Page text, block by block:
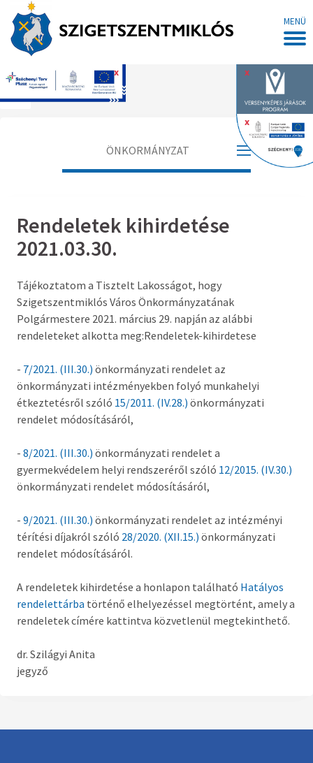
MENÜ
x
x
x
Főoldal
ÖNKORMÁNYZAT
Alpolgármester
Jegyző
Aljegyző
Országgyűlési képviselő
Képviselő-testületi és bizottsági ülések
anyagai
Képviselő-testületi tagok önéletrajzai,
vagyonnyilatkozatok
Rendeletek kihirdetése
Koncepciók
Rendeletek kihirdetése
2021.03.30.
Tájékoztatom a Tisztelt Lakosságot, hogy
Szigetszentmiklós Város Önkormányzatának
Polgármestere 2021. március 29. napján az alábbi
rendeleteket alkotta meg:Rendeletek-kihirdetese
- 7/2021. (III.30.) önkormányzati rendelet az
önkormányzati intézményekben folyó munkahelyi
étkeztetésről szóló 15/2011. (IV.28.) önkormányzati
rendelet módosításáról,
- 8/2021. (III.30.) önkormányzati rendelet a
gyermekvédelem helyi rendszeréről szóló 12/2015. (IV.30.)
önkormányzati rendelet módosításáról,
- 9/2021. (III.30.) önkormányzati rendelet az intézményi
térítési díjakról szóló 28/2020. (XII.15.) önkormányzati
rendelet módosításáról.
A rendeletek kihirdetése a honlapon található Hatályos
rendelettárba történő elhelyezéssel megtörtént, amely a
rendeletek címére kattintva közvetlenül megtekinthető.
dr. Szilágyi Anita
jegyző